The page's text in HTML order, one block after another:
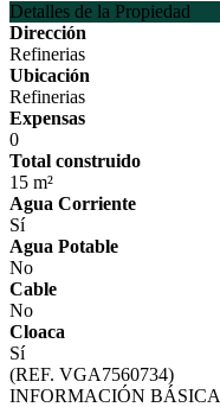
Detalles de la Propiedad
Dirección
Refinerias
Ubicación
Refinerias
Expensas
0
Total construido
15 m²
Agua Corriente
Sí
Agua Potable
No
Cable
No
Cloaca
Sí
(REF. VGA7560734)
INFORMACIÓN BÁSICA